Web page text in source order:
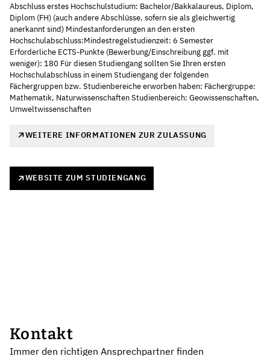
Abschluss erstes Hochschulstudium: Bachelor/Bakkalaureus, Diplom,
Diplom (FH) (auch andere Abschlüsse, sofern sie als gleichwertig
anerkannt sind) Mindestanforderungen an den ersten
Hochschulabschluss:Mindestregelstudienzeit: 6 Semester
Erforderliche ECTS-Punkte (Bewerbung/Einschreibung ggf. mit
weniger): 180 Für diesen Studiengang sollten Sie Ihren ersten
Hochschulabschluss in einem Studiengang der folgenden
Fächergruppen bzw. Studienbereiche erworben haben: Fächergruppe:
Mathematik, Naturwissenschaften Studienbereich: Geowissenschaften,
Umweltwissenschaften
WEITERE INFORMATIONEN ZUR ZULASSUNG
WEBSITE ZUM STUDIENGANG
Kontakt
Immer den richtigen Ansprechpartner finden